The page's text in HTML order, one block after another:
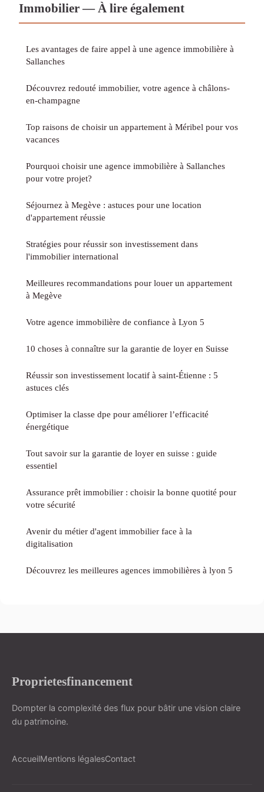
Immobilier — À lire également
Les avantages de faire appel à une agence immobilière à
Sallanches
Découvrez redouté immobilier, votre agence à châlons-
en-champagne
Top raisons de choisir un appartement à Méribel pour vos
vacances
Pourquoi choisir une agence immobilière à Sallanches
pour votre projet?
Séjournez à Megève : astuces pour une location
d'appartement réussie
Stratégies pour réussir son investissement dans
l'immobilier international
Meilleures recommandations pour louer un appartement
à Megève
Votre agence immobilière de confiance à Lyon 5
10 choses à connaître sur la garantie de loyer en Suisse
Réussir son investissement locatif à saint-Étienne : 5
astuces clés
Optimiser la classe dpe pour améliorer l’efficacité
énergétique
Tout savoir sur la garantie de loyer en suisse : guide
essentiel
Assurance prêt immobilier : choisir la bonne quotité pour
votre sécurité
Avenir du métier d'agent immobilier face à la
digitalisation
Découvrez les meilleures agences immobilières à lyon 5
Proprietesfinancement
Dompter la complexité des flux pour bâtir une vision claire
du patrimoine.
AccueilMentions légalesContact